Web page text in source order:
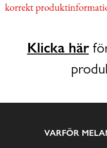
Klicka här
VARFÖR